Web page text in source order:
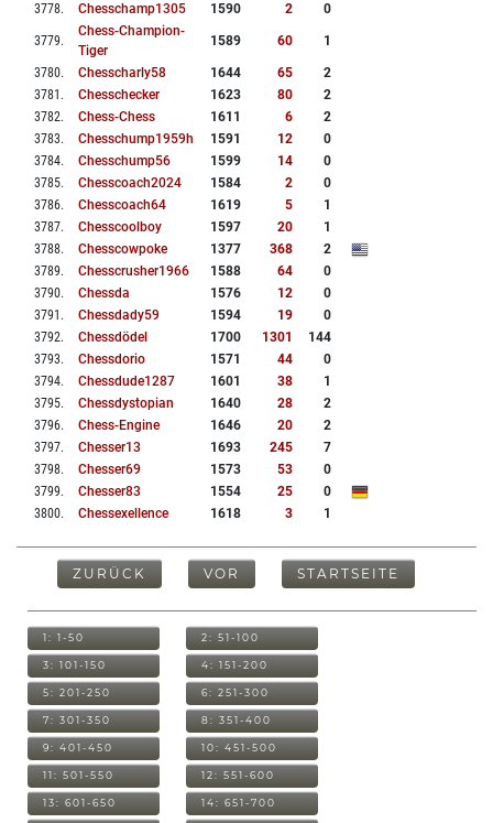
3778. Chesschamp1305 1590 2 0
3779.
Chess-Champion-
Tiger
1589 60 1
3780. Chesscharly58 1644 65
2
3781 . Chesschecker 1623 80
2
3782. Chess-Chess 1611 6
2
3783. Chesschump1959h 1591 12
0
3784. Chesschump56 1599 14
0
3785. Chesscoach2024 1584 2
0
3786. Chesscoach64 1619 5
1
3787. Chesscoolboy 1597 20
1
3788. Chesscowpoke 1377 368
2
3789. Chesscrusher1966 1588 64
0
3790. Chessda 1576 12
0
3791 . Chessdady59 1594 19
0
3792. Chessdödel 1700 1301
144
3793. Chessdorio 1571 44
0
3794. Chessdude1287 1601 38
1
3795. Chessdystopian 1640 28
2
3796. Chess-Engine 1646 20
2
3797. Chesser13 1693 245
7
3798. Chesser69 1573 53
0
3799. Chesser83 1554 25
0
3800. Chessexellence 1618 3 1
ZURÜCK VOR STARTSEITE
1: 1-50 2: 51-100
3: 101-150 4: 151-200
5: 201-250 6: 251-300
7: 301-350 8: 351-400
9: 401-450 10: 451-500
11: 501-550 12: 551-600
13: 601-650 14: 651-700